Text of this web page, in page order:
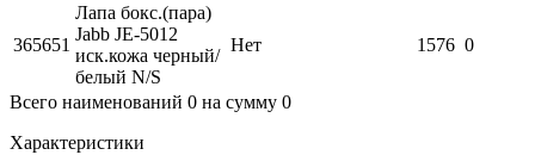
365651
Лапа бокс.(пара)
Jabb JE-5012
иск.кожа черный/
белый N/S
Нет 1576 0
Всего наименований 0 на сумму 0
Характеристики